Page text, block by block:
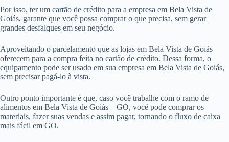
Por isso, ter um cartão de crédito para a empresa em Bela Vista de
Goiás, garante que você possa comprar o que precisa, sem gerar
grandes desfalques em seu negócio.
Aproveitando o parcelamento que as lojas em Bela Vista de Goiás
oferecem para a compra feita no cartão de crédito. Dessa forma, o
equipamento pode ser usado em sua empresa em Bela Vista de Goiás,
sem precisar pagá-lo à vista.
Outro ponto importante é que, caso você trabalhe com o ramo de
alimentos em Bela Vista de Goiás – GO, você pode comprar os
materiais, fazer suas vendas e assim pagar, tornando o fluxo de caixa
mais fácil em GO.